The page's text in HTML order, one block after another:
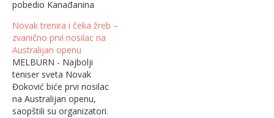
pobedio Kanađanina
4), 4:6, 6:1, 6:4. Đokovićev
nastup u osmini finala bio
je upitan zbog povrede
trbušnog mišića koju je
zaradio u meču sa
Tejlorom Fricom, ali je
srpski teniser izašao na…
Novak trenira i čeka žreb –
zvanično prvi nosilac na
Australijan openu
MELBURN - Najbolji
teniser sveta Novak
Đoković biće prvi nosilac
na Australijan openu,
saopštili su organizatori.